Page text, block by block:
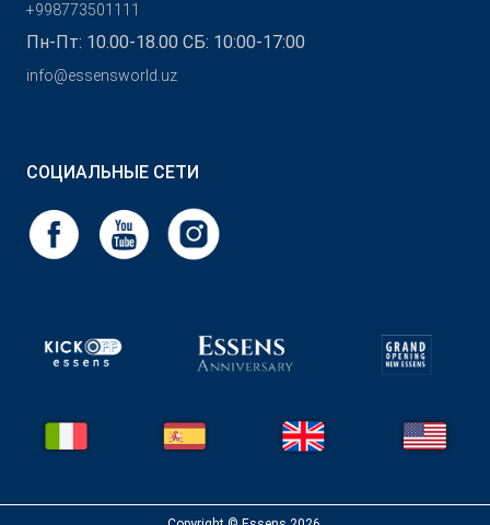
+998773501111
Пн-Пт: 10.00-18.00 СБ: 10:00-17:00
info@essensworld.uz
СОЦИАЛЬНЫЕ СЕТИ